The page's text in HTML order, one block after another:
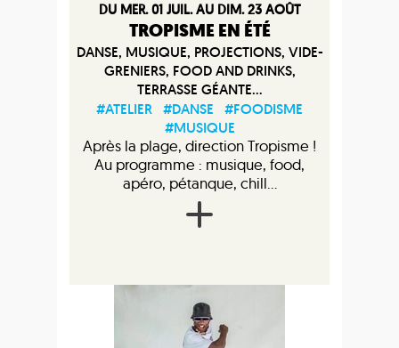
DU MER. 01 JUIL. AU DIM. 23 AOÛT
TROPISME EN ÉTÉ
DANSE, MUSIQUE, PROJECTIONS, VIDE-
GRENIERS, FOOD AND DRINKS,
TERRASSE GÉANTE...
#ATELIER #DANSE
#FOODISME
#MUSIQUE
Après la plage, direction Tropisme !
Au programme : musique, food,
apéro, pétanque, chill...